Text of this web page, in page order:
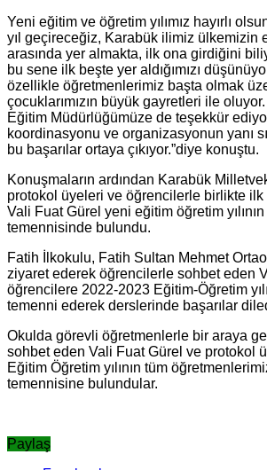
Yeni eğitim ve öğretim yılımız hayırlı
yıl geçireceğiz, Karabük ilimiz ülkemizin
arasında yer almakta, ilk ona girdiğini
bu sene ilk beşte yer aldığımızı
özellikle öğretmenlerimiz başta olmak
çocuklarımızın büyük gayretleri ile
Eğitim Müdürlüğümüze de teşekkür
koordinasyonu ve organizasyonun yanı
bu başarılar ortaya çıkıyor.”diye konuştu.
Konuşmaların ardından Karabük
protokol üyeleri ve öğrencilerle birlikte
Vali Fuat Gürel yeni eğitim öğretim yılının
temennisinde bulundu.
Fatih İlkokulu, Fatih Sultan Mehmet
ziyaret ederek öğrencilerle sohbet eden
öğrencilere 2022-2023 Eğitim-Öğretim
temenni ederek derslerinde başarılar
Okulda görevli öğretmenlerle bir araya
sohbet eden Vali Fuat Gürel ve protokol
Eğitim Öğretim yılının tüm
temennisine bulundular.
Paylaş